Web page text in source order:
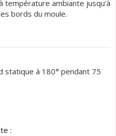
température ambiante jusqu’à
bords du moule.
statique à 180° pendant 75
: